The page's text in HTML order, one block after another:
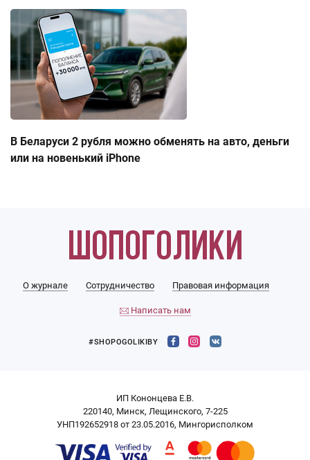
В Беларуси 2 рубля можно обменять на авто, деньги
или на новенький iPhone
О журнале Сотрудничество Правовая информация
Написать нам
#SHOPOGOLIKIBY
ИП Кононцева Е.В.
220140, Минск, Лещинского, 7-225
УНП192652918 от 23.05.2016, Мингорисполком